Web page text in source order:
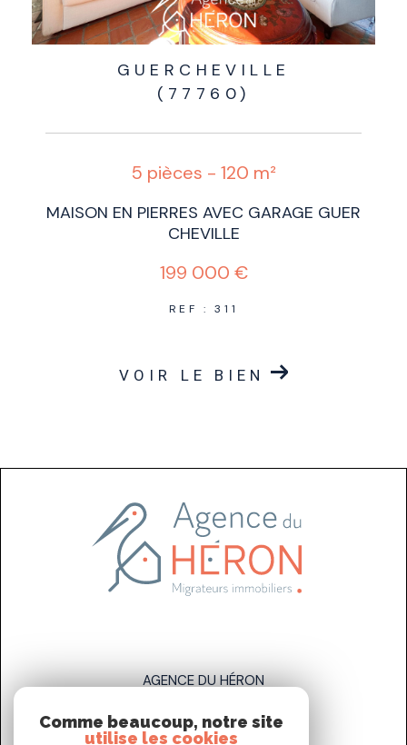
GUERCHEVILLE
(77760)
5 pièces - 120 m²
MAISON EN PIERRES AVEC GARAGE GUER
CHEVILLE
199 000 €
REF : 311
VOIR LE BIEN
AGENCE DU HÉRON
07 83 89 58 93
Comme beaucoup, notre site
utilise les cookies